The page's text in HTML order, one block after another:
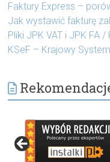
Faktury Express –
Jak wystawić fakturę
Pliki JPK VAT i JPK FA
KSeF – Krajowy